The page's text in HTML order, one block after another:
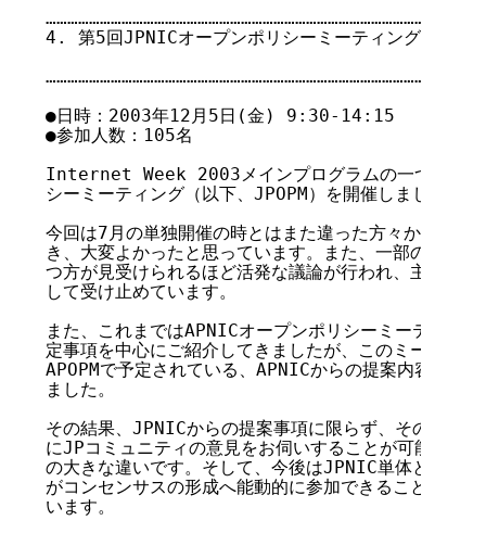
……………………………………………………………………………………………
4. 第5回JPNICオープンポリシーミーティング
……………………………………………………………………………………………
●日時：2003年12月5日(金) 9:30-14:15
●参加人数：105名
Internet Week 2003メインプログラムの一つとして
シーミーティング（以下、JPOPM）を開催しました。
今回は7月の単独開催の時とはまた違った方々からご意
き、大変よかったと思っています。また、一部の議題
つ方が見受けられるほど活発な議論が行われ、主催者
して受け止めています。
また、これまではAPNICオープンポリシーミーティング
定事項を中心にご紹介してきましたが、このミーティ
APOPMで予定されている、APNICからの提案内容の一
ました。
その結果、JPNICからの提案事項に限らず、その他の
にJPコミュニティの意見をお伺いすることが可能とな
の大きな違いです。そして、今後はJPNIC単体として
がコンセンサスの形成へ能動的に参加できることにつ
います。